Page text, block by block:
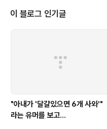
이 블로그 인기글
"아내가 '달걀있으면 6개 사와'"
라는 유머를 보고...